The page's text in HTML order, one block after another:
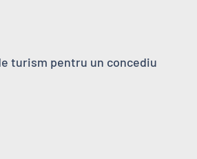
turism pentru un concediu